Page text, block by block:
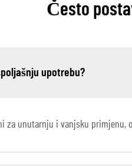
Često
upotrebu?
za unutarnju i vanjsku